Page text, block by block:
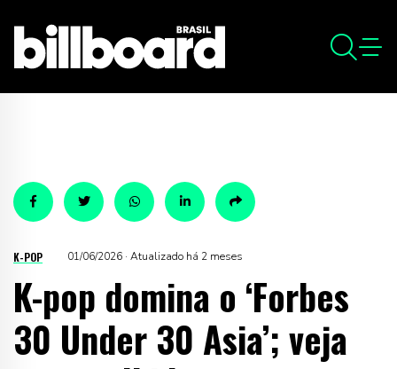
K-POP 01/06/2026 · Atualizado há 2 meses
K-pop domina o ‘Forbes
30 Under 30 Asia’; veja